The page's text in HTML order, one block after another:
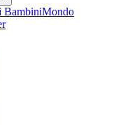
BambiniMondo